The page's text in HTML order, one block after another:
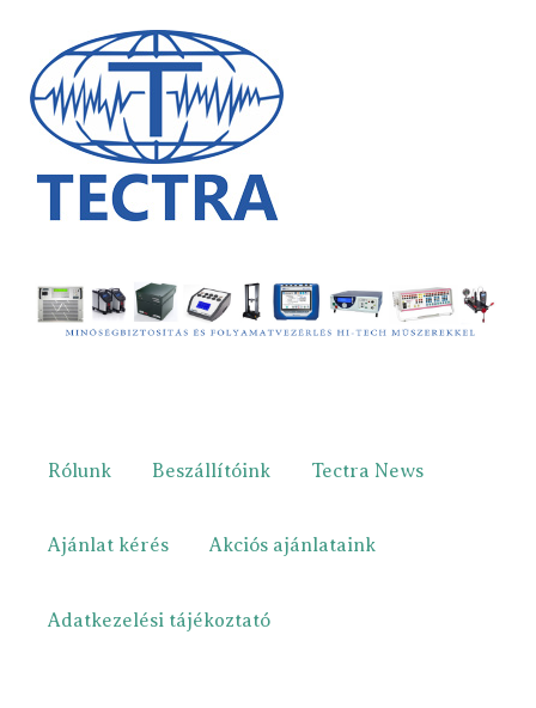
Rólunk Beszállítóink Tectra News
Ajánlat kérés Akciós ajánlataink
Adatkezelési tájékoztató